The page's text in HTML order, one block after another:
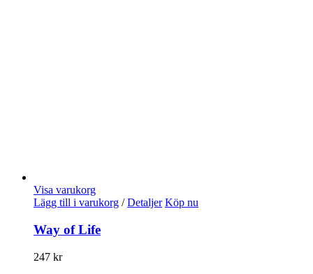
Visa varukorg
Lägg till i varukorg / Detaljer Köp nu
Way of Life
247 kr